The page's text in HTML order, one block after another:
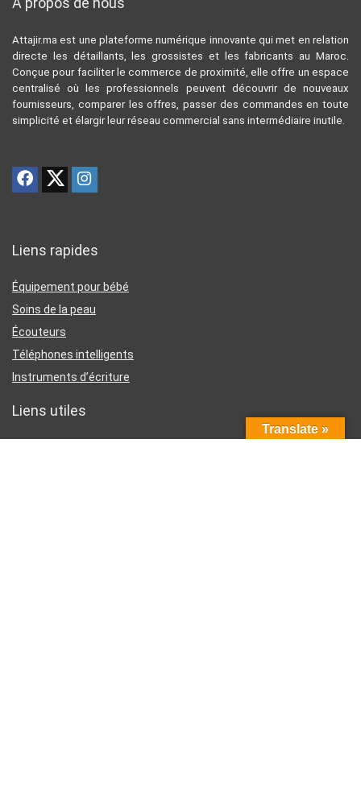
Attajir.ma est une plateforme numérique innovante qui met en relation
directe les détaillants, les grossistes et les fabricants au Maroc.
Conçue pour faciliter le commerce de proximité, elle offre un espace
centralisé où les professionnels peuvent découvrir de nouveaux
fournisseurs, comparer les offres, passer des commandes en toute
simplicité et élargir leur réseau commercial sans intermédiaire inutile.
Liens rapides
Équipement pour bébé
Soins de la peau
Écouteurs
Téléphones intelligents
Instruments d’écriture
Liens utiles
Translate »